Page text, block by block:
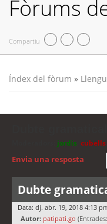
Fòrums
Compartiu
Índex del fòrum »
jordis cubells
Envia una resposta
Dubte
Data: dj. abr. 19, 2018 4:13
Autor: patipati.go